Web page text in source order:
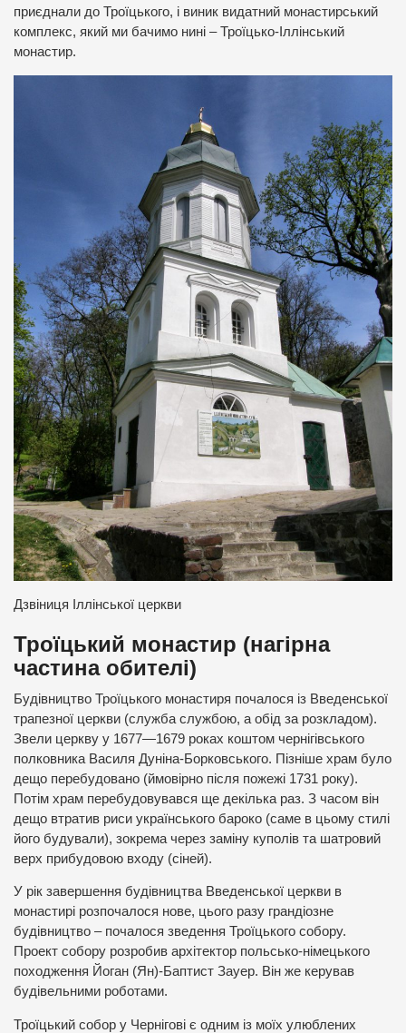
приєднали до Троїцького, і виник видатний монастирський
комплекс, який ми бачимо нині – Троїцько-Іллінський
монастир.
Дзвіниця Іллінської церкви
Троїцький монастир (нагірна
частина обителі)
Будівництво Троїцького монастиря почалося із Введенської
трапезної церкви (служба службою, а обід за розкладом).
Звели церкву у 1677—1679 роках коштом чернігівського
полковника Василя Дуніна-Борковського. Пізніше храм було
дещо перебудовано (ймовірно після пожежі 1731 року).
Потім храм перебудовувався ще декілька раз. З часом він
дещо втратив риси українського бароко (саме в цьому стилі
його будували), зокрема через заміну куполів та шатровий
верх прибудовою входу (сіней).
У рік завершення будівництва Введенської церкви в
монастирі розпочалося нове, цього разу грандіозне
будівництво – почалося зведення Троїцького собору.
Проект собору розробив архітектор польсько-німецького
походження Йоган (Ян)-Баптист Зауер. Він же керував
будівельними роботами.
Троїцький собор у Чернігові є одним із моїх улюблених